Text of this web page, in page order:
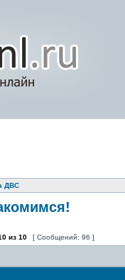
ДВС
из 10 [ Сообщений: 96 ]